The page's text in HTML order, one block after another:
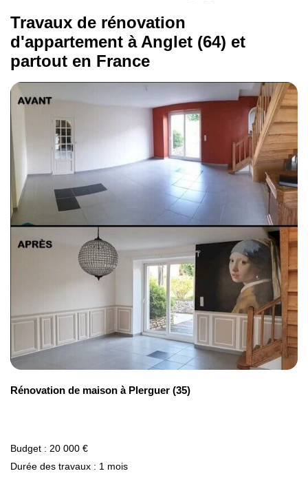
Travaux de rénovation
d'appartement à Anglet (64) et
partout en France
Rénovation de maison à Plerguer (35)
Budget : 20 000 €
Durée des travaux : 1 mois